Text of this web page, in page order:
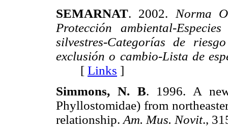
SEMARNAT. 2002. Norma
Protección ambiental-
silvestres-Categorías de
exclusión o cambio-Lista de
[ Links ]
Simmons, N. B. 1996. A
Phyllostomidae) from
relationship. Am. Mus. Novit.,